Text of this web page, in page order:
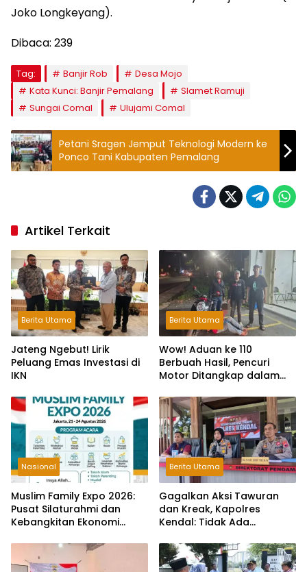
Joko Longkeyang).
Dibaca: 239
Tag: Banjir Rob
Desa Mojo
Kata Kunci: Banjir Pemalang
Slamet Ramuji
Sungai Comal
Ulujami Comal
Petani Sragen Jemput Teknologi Modern ke
Ponco Tani Kabupaten Pemalang
Artikel Terkait
Berita Utama
Jateng Ngebut! Lirik
Peluang Emas Investasi di
IKN
Berita Utama
Wow! Aduan ke 110
Berbuah Hasil, Pencuri
Motor Ditangkap dalam
Nasional
Muslim Family Expo 2026:
Pusat Silaturahmi dan
Kebangkitan Ekonomi
Berita Utama
Gagalkan Aksi Tawuran
dan Kreak, Kapolres
Kendal: Tidak Ada
Pelaku Kejahatan Jalanan